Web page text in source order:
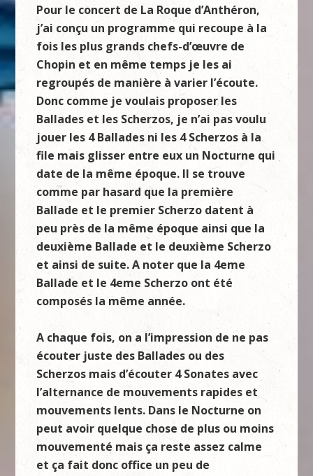
Pour le concert de La Roque d’Anthéron,
j’ai conçu un programme qui recoupe à la
fois les plus grands chefs-d’œuvre de
Chopin et en même temps je les ai
regroupés de manière à varier l’écoute.
Donc comme je voulais proposer les
Ballades et les Scherzos, je n’ai pas voulu
jouer les 4 Ballades ni les 4 Scherzos à la
file mais glisser entre eux un Nocturne qui
date de la même époque. Il se trouve
comme par hasard que la première
Ballade et le premier Scherzo datentà
peu près de la même époque ainsi que la
deuxième Ballade et le deuxième Scherzo
et ainsi de suite. A noter que la 4eme
Ballade et le 4eme Scherzo ont été
composés la même année.
A chaque fois, on a l’impression de ne pas
écouter juste des Ballades ou des
Scherzos mais d’écouter 4 Sonates avec
l’alternance de mouvements rapides et
mouvements lents. Dans le Nocturne on
peut avoir quelque chose de plus ou moins
mouvementé mais ça reste assez calme
et ça fait donc office un peu de